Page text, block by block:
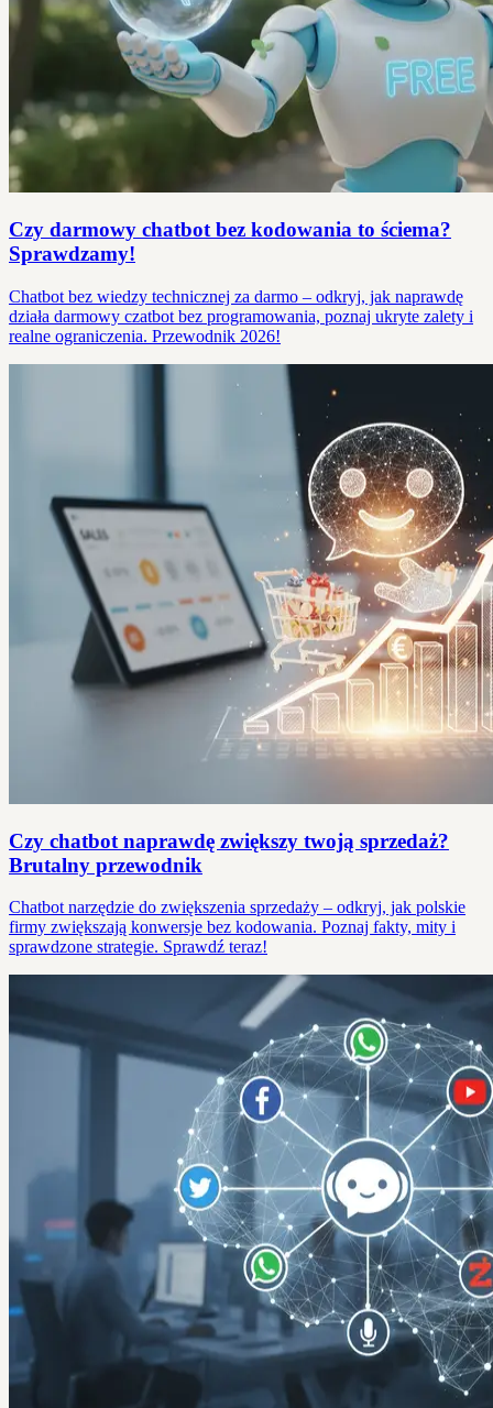
Czy darmowy chatbot bez kodowania to ściema?
Sprawdzamy!
Chatbot bez wiedzy technicznej za darmo – odkryj, jak naprawdę
działa darmowy czatbot bez programowania, poznaj ukryte zalety i
realne ograniczenia. Przewodnik 2026!
Czy chatbot naprawdę zwiększy twoją sprzedaż?
Brutalny przewodnik
Chatbot narzędzie do zwiększenia sprzedaży – odkryj, jak polskie
firmy zwiększają konwersje bez kodowania. Poznaj fakty, mity i
sprawdzone strategie. Sprawdź teraz!